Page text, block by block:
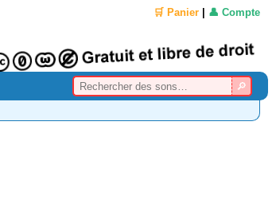
🛒 Panier 👤 Compte